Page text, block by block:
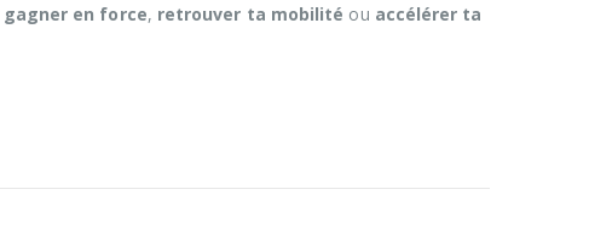
gagner en force, retrouver ta mobilité ou accélérer ta